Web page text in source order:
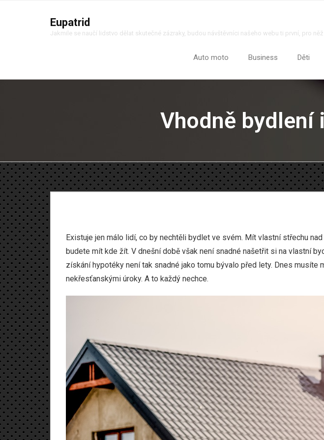
Eupatrid
Jakmile se naučí lidstvo dělat skutečné zázraky, budou návštěvníci našeho webu ti první, pro
Auto moto Business Děti
Vhodně bydlení
Existuje jen málo lidí, co by nechtěli bydlet ve svém. Mít vlastní střechu
budete mít kde žít. V dnešní době však není snadné našetřit si na vlastní
získání hypotéky není tak snadné jako tomu bývalo před lety. Dnes
nekřesťanskými úroky. A to každý nechce.